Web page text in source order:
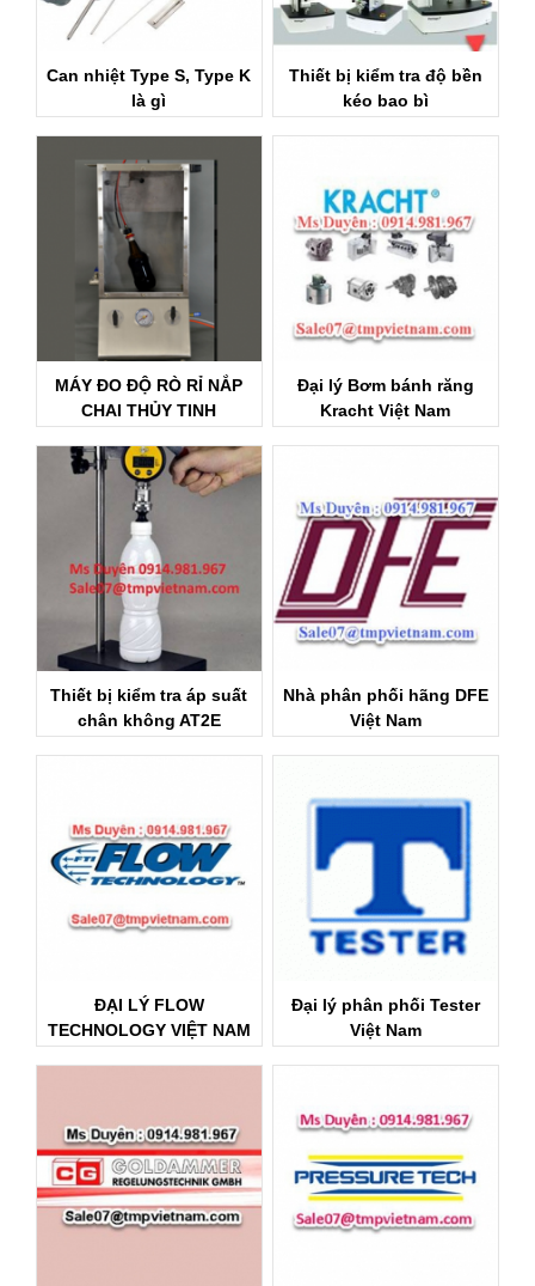
Can nhiệt Type S, Type K
là gì
Thiết bị kiểm tra độ bền
kéo bao bì
MÁY ĐO ĐỘ RÒ RỈ NẮP
CHAI THỦY TINH
Đại lý Bơm bánh răng
Kracht Việt Nam
Thiết bị kiểm tra áp suất
chân không AT2E
Nhà phân phối hãng DFE
Việt Nam
ĐẠI LÝ FLOW
TECHNOLOGY VIỆT NAM
Đại lý phân phối Tester
Việt Nam